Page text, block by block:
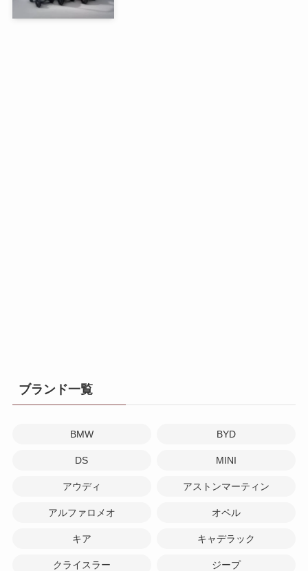
ブランド一覧
BMW BYD
DS MINI
アウディ アストンマーティン
アルファロメオ オペル
キア キャデラック
クライスラー ジープ